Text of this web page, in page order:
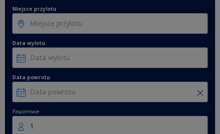
Miejsce przylotu
Data wylotu
Data powrotu
Pasażerowie
1